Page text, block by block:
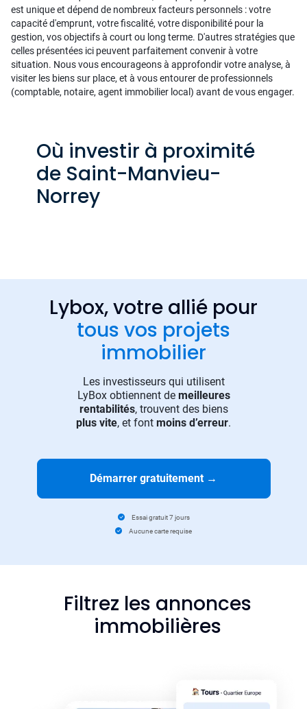
est unique et dépend de nombreux facteurs personnels : votre
capacité d'emprunt, votre fiscalité, votre disponibilité pour la
gestion, vos objectifs à court ou long terme. D'autres stratégies que
celles présentées ici peuvent parfaitement convenir à votre
situation. Nous vous encourageons à approfondir votre analyse, à
visiter les biens sur place, et à vous entourer de professionnels
(comptable, notaire, agent immobilier local) avant de vous engager.
Où investir à proximité
de Saint-Manvieu-
Norrey
Lybox, votre allié pour
tous vos projets
immobilier
Les investisseurs qui utilisent
LyBox obtiennent de meilleures
rentabilités, trouvent des biens
plus vite, et font moins d’erreur.
Démarrer gratuitement →
Essai gratuit 7 jours
Aucune carte requise
Filtrez les annonces
immobilières